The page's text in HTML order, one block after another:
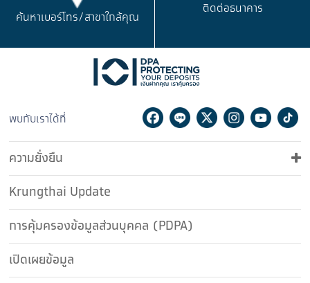
ค้นหาเบอร์โทร/สาขาใกล้คุณ
ติดต่อธนาคาร
พบกับเราได้ที่ Facebook
LineTwitterInstagram
ความยั่งยืน
Krungthai Update
การคุ้มครองข้อมูลส่วนบุคคล (PDPA)
เปิดเผยข้อมูล